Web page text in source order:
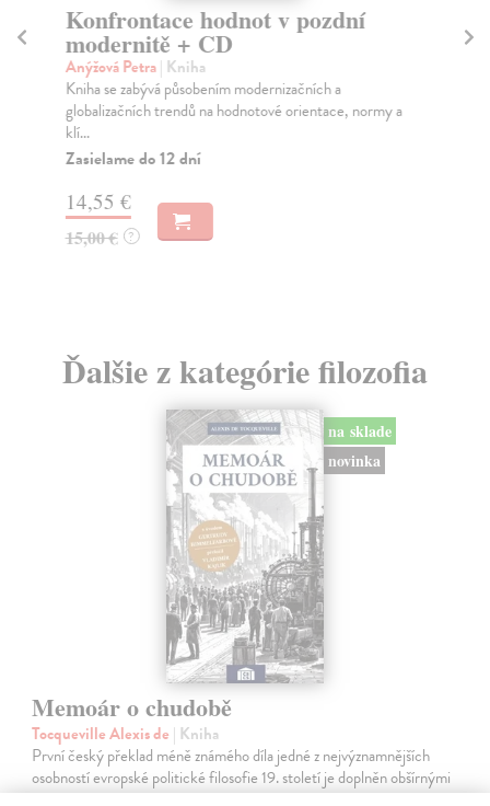
Konfrontace hodnot v pozdní
modernitě + CD
Anýžová Petra| Kniha
Kniha se zabývá působením modernizačních a
globalizačních trendů na hodnotové orientace, normy a
klí...
Zasielame do 12 dní
14,55 €
15,00 € ?
Ďalšie z kategórie filozofia
na sklade
novinka
Memoár o chudobě
Tocqueville Alexis de | Kniha
První český překlad méně známého díla jedné z nejvýznamnějších
osobností evropské politické filosofie 19. století je doplněn obšírnými
komentáři Ivo Budila, Jana Kellera a Gertrudy Himmelfalberové.